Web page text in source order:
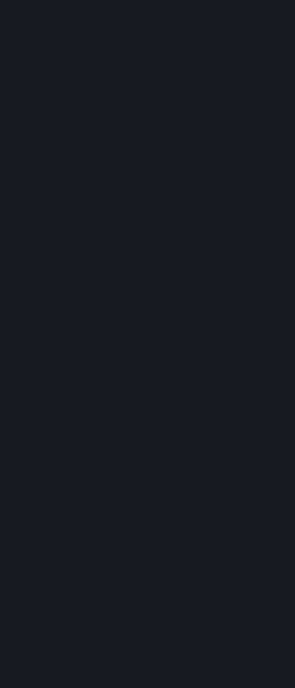
务的第三方物流公司分享您的姓名
4. 上一条所提及的某些第三方有
5. 我们将努力促使我们的合作伙
的个人信息时遵守本政策及其他
确要求其仅将共享的个人信息用
用途。对我们主动与之共享个人
们会与其签署严格的保密和个人
相关协议、本政策以采取相关的
个人信息。在个人敏感信息使用
匿名化、去标识化或其他处理技
我们不会将您的个人信息转让给
2. 根据适用的法律法规、法律程
3. 在涉及合并、收购、资产转让
个人信息有可能作为此类交易的
信息转让，我们将通过通知、公
会按照法律法规及不低于本政策
新的持有您个人信息的受让方继
们将要求该受让方重新向您征求